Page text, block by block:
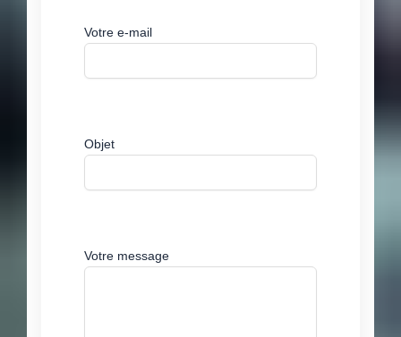
Votre e-mail
Objet
Votre message